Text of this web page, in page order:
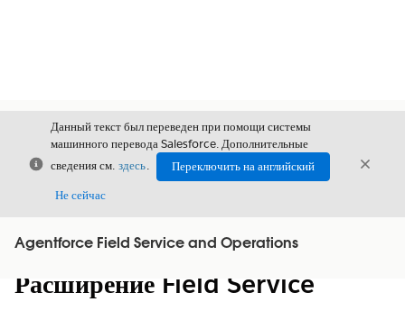
Закрыть
Данный текст был переведен при помощи системы
машинного перевода Salesforce. Дополнительные
сведения см. здесь.
Переключить на английский
Не сейчас
Agentforce Field Service and Operations
Показать содержание
Содержание
Расширение Field Service